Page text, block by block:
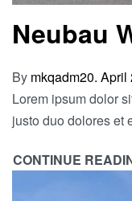
Neubau
By mkqadm20. April
Lorem ipsum dolor
justo duo dolores et
CONTINUE